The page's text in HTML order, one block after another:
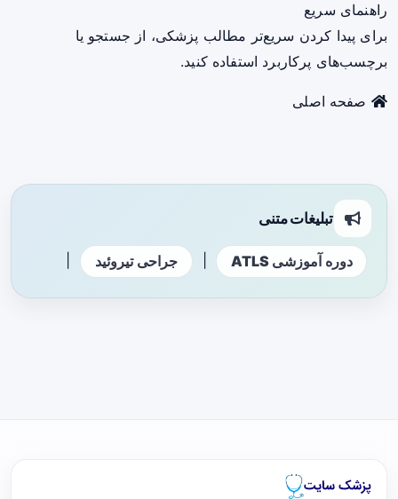
راهنمای سریع
برای پیدا کردن سریع‌تر مطالب پزشکی، از جستجو یا
برچسب‌های پرکاربرد استفاده کنید.
صفحه اصلی
تبلیغات متنی
دوره آموزشی ATLS جراحی تیروئید